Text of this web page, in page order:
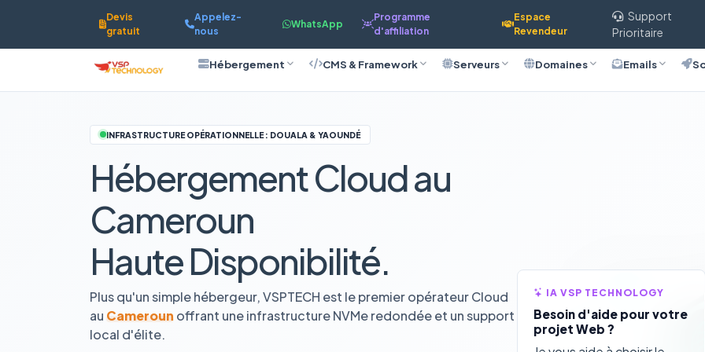
Devis
gratuit
Appelez-
nous
WhatsApp
Programme
d'affiliation
Espace
Revendeur
Support
Prioritaire
Hébergement CMS & Framework Serveurs Domaines Emails
INFRASTRUCTURE OPÉRATIONNELLE : DOUALA & YAOUNDÉ
Hébergement Cloud au
Cameroun
Haute Disponibilité.
Plus qu'un simple hébergeur, VSPTECH est le premier opérateur Cloud
au Cameroun offrant une infrastructure NVMe redondée et un support
local d'élite.
IA VSP TECHNOLOGY
Besoin d'aide pour votre
projet Web ?